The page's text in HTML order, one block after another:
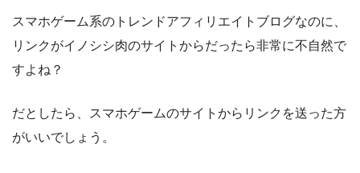
スマホゲーム系のトレンドアフィリエイトブログなのに、
リンクがイノシシ肉のサイトからだったら非常に不自然で
すよね？
だとしたら、スマホゲームのサイトからリンクを送った方
がいいでしょう。